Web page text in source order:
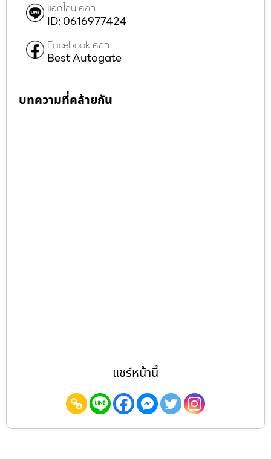
แอดไลน์ คลิก
ID: 0616977424
Facebook คลิก
Best Autogate
บทความที่คล้ายกัน
แชร์หน้านี้